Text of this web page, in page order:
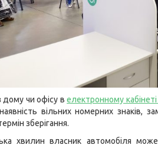
дому чи офісу велектронному кабінеті
вільних номерних знаків,
зберігання.
хвилин власник автомобіля